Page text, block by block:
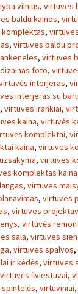
vilnius, virtuves
baldu kainos,
,
, virtuves baldu
, virtuves
foto,
interjeras,
interjeras su baru
, virtuves irankiai,
kaina, virtuvės
komplektai,
kaina, virtuves
, virtuves
komplektas kaina
, virtuves
, virtuves
, virtuves
, virtuvės
sala, virtuves
, virtuves spalvos,
ir kėdės, virtuves
virtuvės šviestuvai,
, virtuviniai,